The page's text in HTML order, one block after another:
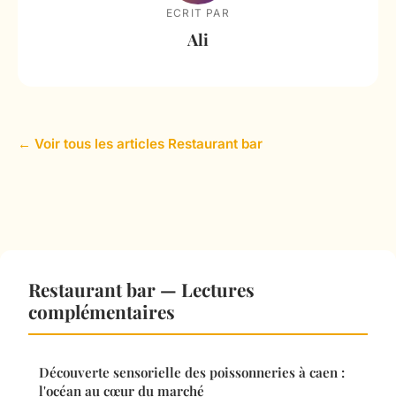
ECRIT PAR
Ali
← Voir tous les articles Restaurant bar
Restaurant bar — Lectures
complémentaires
Découverte sensorielle des poissonneries à caen :
l'océan au cœur du marché